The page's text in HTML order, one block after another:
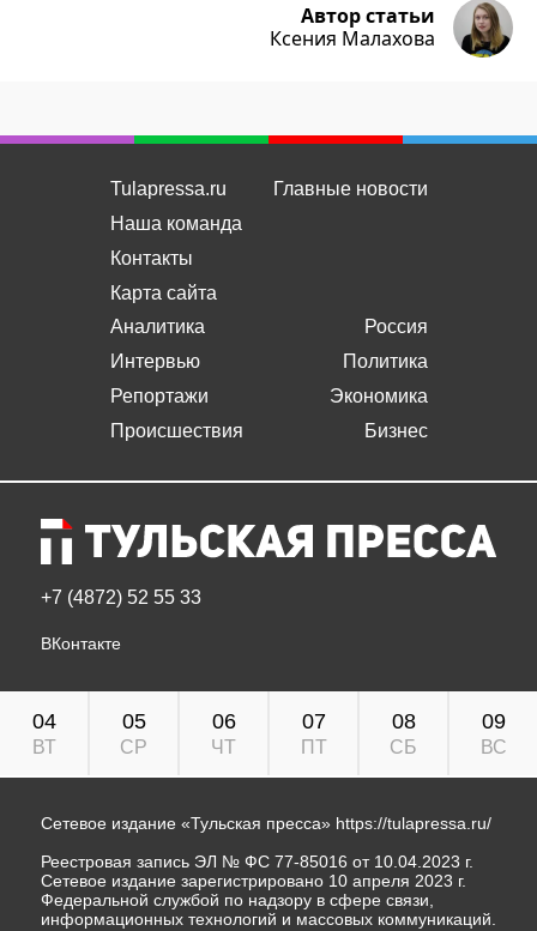
Автор статьи
Ксения Малахова
Tulapressa.ru
Наша команда
Контакты
Карта сайта
Главные новости
Аналитика
Интервью
Репортажи
Происшествия
Россия
Политика
Экономика
Бизнес
+7 (4872) 52 55 33
ВКонтакте
04
ВТ
05
СР
06
ЧТ
07
ПТ
08
СБ
09
ВС
Сетевое издание «Тульская пресса» https://tulapressa.ru/
Реестровая запись ЭЛ № ФС 77-85016 от 10.04.2023 г.
Сетевое издание зарегистрировано 10 апреля 2023 г.
Федеральной службой по надзору в сфере связи,
информационных технологий и массовых коммуникаций.